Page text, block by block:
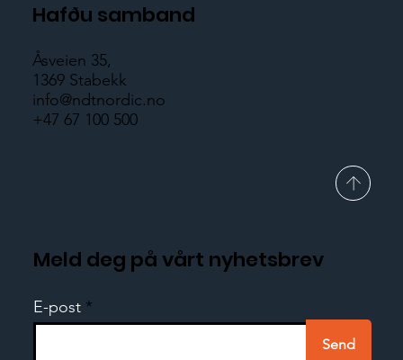
Hafðu samband
Åsveien 35,
1369 Stabekk
info@ndtnordic.no
+47 67 100 500
Meld deg på vårt nyhetsbrev
E-post
Send